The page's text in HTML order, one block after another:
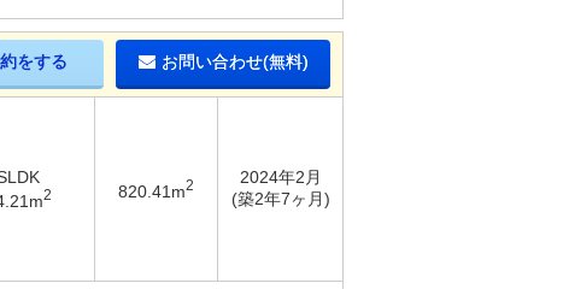
をする お問い合わせ(無料)
2 820.41m2
2024年2月
(築2年7ヶ月)